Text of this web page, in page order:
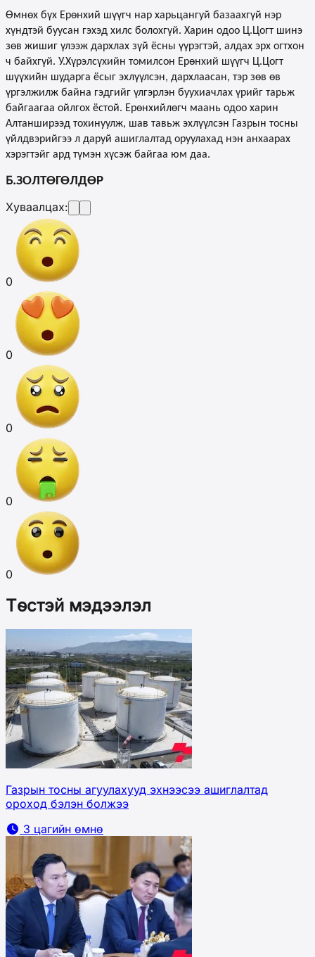
Өмнөх бүх Ерөнхий шүүгч нар харьцангуй базаахгүй нэр
хүндтэй буусан гэхэд хилс болохгүй. Харин одоо Ц.Цогт шинэ
зөв жишиг үлээж дархлах зүй ёсны үүрэгтэй, алдах эрх огтхон
ч байхгүй. У.Хүрэлсүхийн томилсон Ерөнхий шүүгч Ц.Цогт
шүүхийн шударга ёсыг эхлүүлсэн, дархлаасан, тэр зөв өв
үргэлжилж байна гэдгийг үлгэрлэн буухиачлах үрийг тарьж
байгаагаа ойлгох ёстой. Ерөнхийлөгч маань одоо харин
Алтанширээд тохинуулж, шав тавьж эхлүүлсэн Газрын тосны
үйлдвэрийгээ л даруй ашиглалтад оруулахад нэн анхаарах
хэрэгтэйг ард түмэн хүсэж байгаа юм даа.
Б.ЗОЛТӨГӨЛДӨР
Хуваалцах:
0
0
0
0
0
Төстэй мэдээлэл
Газрын тосны агуулахууд эхнээсээ ашиглалтад
ороход бэлэн болжээ
3 цагийн өмнө